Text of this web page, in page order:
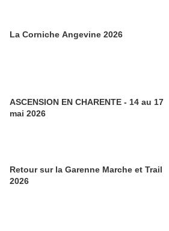
La Corniche Angevine 2026
ASCENSION EN CHARENTE - 14 au 17
mai 2026
Retour sur la Garenne Marche et Trail
2026